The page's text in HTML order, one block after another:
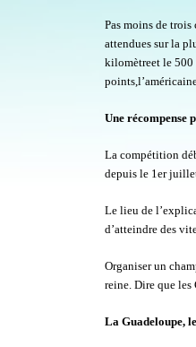
Pas moins de trois
attendues sur la
kilomètreet le 500
Une récompense
La compétition
depuis le 1er
Le lieu de
d’atteindre des
Organiser un
reine. Dire que les
La Guadeloupe,